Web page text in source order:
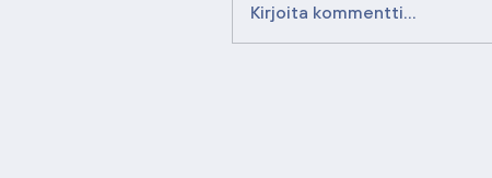
Kirjoita kommentti...